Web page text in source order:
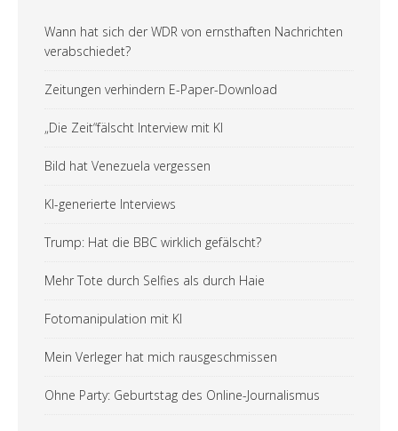
Wann hat sich der WDR von ernsthaften Nachrichten
verabschiedet?
Zeitungen verhindern E-Paper-Download
„Die Zeit“fälscht Interview mit KI
Bild hat Venezuela vergessen
KI-generierte Interviews
Trump: Hat die BBC wirklich gefälscht?
Mehr Tote durch Selfies als durch Haie
Fotomanipulation mit KI
Mein Verleger hat mich rausgeschmissen
Ohne Party: Geburtstag des Online-Journalismus